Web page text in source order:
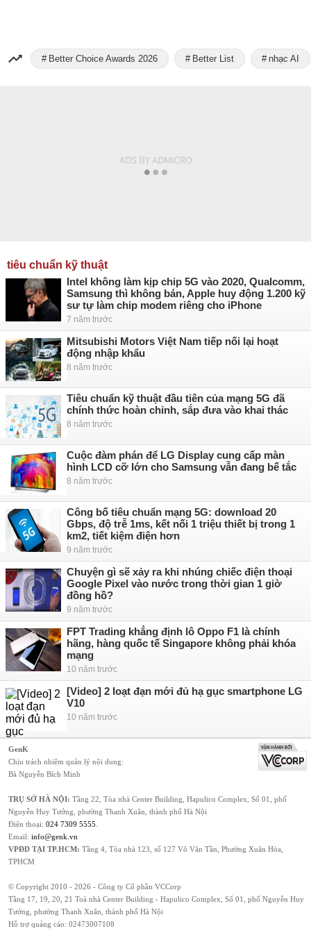
Better Choice Awards 2026 Better List nhạc AI
tiêu chuẩn kỹ thuật
Intel không làm kịp chip 5G vào 2020, Qualcomm,
Samsung thì không bán, Apple huy động 1.200 kỹ
sư tự làm chip modem riêng cho iPhone
7 năm trước
Mitsubishi Motors Việt Nam tiếp nối lại hoạt
động nhập khẩu
8 năm trước
Tiêu chuẩn kỹ thuật đầu tiên của mạng 5G đã
chính thức hoàn chỉnh, sắp đưa vào khai thác
8 năm trước
Cuộc đàm phán để LG Display cung cấp màn
hình LCD cỡ lớn cho Samsung vẫn đang bế tắc
8 năm trước
Công bố tiêu chuẩn mạng 5G: download 20
Gbps, độ trễ 1ms, kết nối 1 triệu thiết bị trong 1
km2, tiết kiệm điện hơn
9 năm trước
Chuyện gì sẽ xảy ra khi nhúng chiếc điện thoại
Google Pixel vào nước trong thời gian 1 giờ
đồng hồ?
9 năm trước
FPT Trading khẳng định lô Oppo F1 là chính
hãng, hàng quốc tế Singapore không phải khóa
mạng
10 năm trước
[Video] 2 loạt đạn mới đủ hạ gục smartphone LG
V10
10 năm trước
GenK
Chịu trách nhiệm quản lý nội dung:
Bà Nguyễn Bích Minh
TRỤ SỞ HÀ NỘI: Tầng 22, Tòa nhà Center Building, Hapulico Complex, Số 01, phố
Nguyễn Huy Tưởng, phường Thanh Xuân, thành phố Hà Nội
Điện thoại: 024 7309 5555
Email: info@genk.vn
VPĐD TẠI TP.HCM: Tầng 4, Tòa nhà 123, số 127 Võ Văn Tần, Phường Xuân Hòa,
TPHCM
© Copyright 2010 - 2026 - Công ty Cổ phần VCCorp
Tầng 17, 19, 20, 21 Toà nhà Center Building - Hapulico Complex, Số 01, phố Nguyễn Huy
Tưởng, phường Thanh Xuân, thành phố Hà Nội
Hỗ trợ quảng cáo: 02473007108